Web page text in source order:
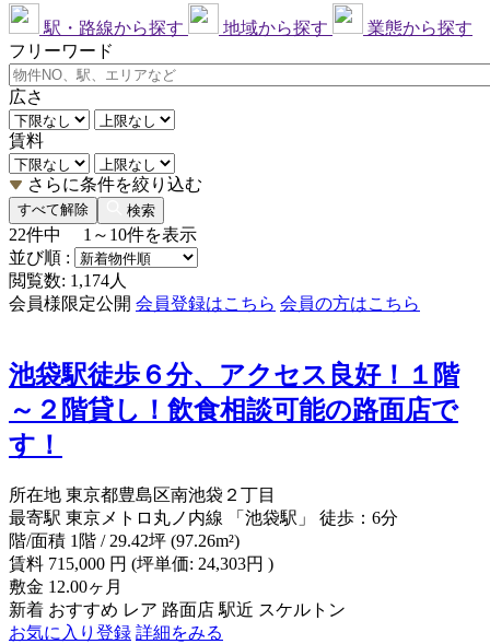
駅・路線から探す 地域から探す
業態から探す
フリーワード
広さ
賃料
さらに条件を絞り込む
すべて解除 検索
22件中 1～10件を表示
並び順 :
閲覧数: 1,174人
会員様限定公開 会員登録はこちら 会員の方はこちら
池袋駅徒歩６分、アクセス良好！１階
～２階貸し！飲食相談可能の路面店で
す！
所在地 東京都豊島区南池袋２丁目
最寄駅 東京メトロ丸ノ内線 「池袋駅」 徒歩：6分
階/面積 1階 / 29.42坪 (97.26m²)
賃料 715,000 円 (坪単価: 24,303円 )
敷金 12.00ヶ月
新着 おすすめ レア 路面店 駅近 スケルトン
お気に入り登録 詳細をみる